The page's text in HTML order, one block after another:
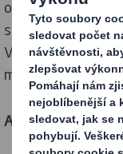
obchodního centra
stanovišť, kde si
Veškeré hračky
máme
A na co se